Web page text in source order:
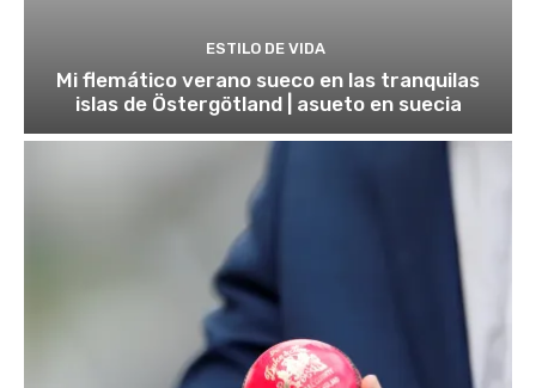
ESTILO DE VIDA
Mi flemático verano sueco en las tranquilas
islas de Östergötland | asueto en suecia